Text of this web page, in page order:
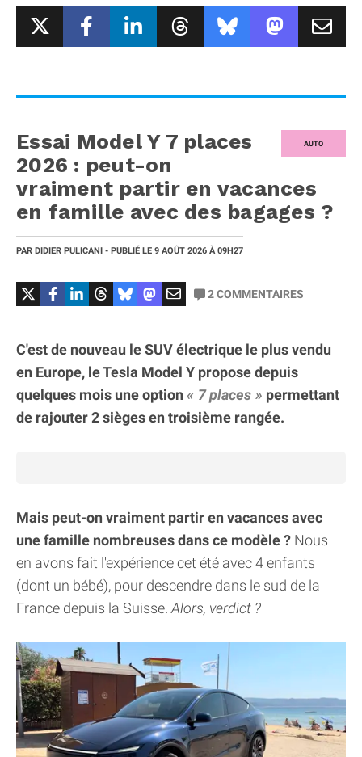
AUTO
Essai Model Y 7 places
2026 : peut-on
vraiment partir en vacances
en famille avec des bagages ?
PAR DIDIER PULICANI - PUBLIÉ LE 9 AOÛT 2026 À 09H27
2COMMENTAIRES
C'est de nouveau le SUV électrique le plus vendu
en Europe, le Tesla Model Y propose depuis
quelques mois une option
7 places
permettant
de rajouter 2 sièges en troisième rangée.
Mais peut-on vraiment partir en vacances avec
une famille nombreuses dans ce modèle ? Nous
en avons fait l'expérience cet été avec 4 enfants
(dont un bébé), pour descendre dans le sud de la
France depuis la Suisse. Alors, verdict ?